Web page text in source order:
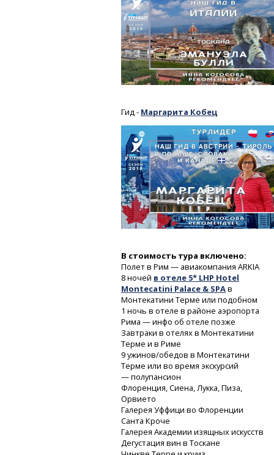
Гид - Маргарита Кобец
В стоимость тура включено:
Полет в Рим — авиакомпания ARKIA
8 ночей в отеле 5* LHP Hotel
Montecatini Palace & SPAв
Монтекатини Терме или подобном
1 ночь в отеле в районе аэропорта
Рима — инфо об отеле позже
Завтраки в отелях в Монтекатини
Терме и в Риме
9 ужинов/обедов в Монтекатини
Терме или во время экскурсий
— полупансион
Флоренция, Сиена, Лукка, Пиза,
Орвието
Галерея Уффици во Флоренции
Санта Кроче
Галерея Академии изящных искусств
Дегустация вин в Тоскане